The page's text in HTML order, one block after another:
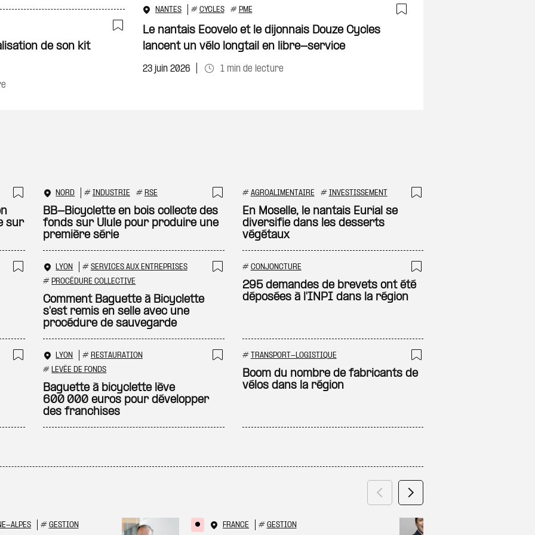
Ajouter à ma sélection
de son kit
NANTES # CYCLES # PME
Le nantais Ecovelo et le dijonnais Douze Cycles
lancent un vélo longtail en libre-service
23 juin 2026 1 min de lecture
Ajouter à ma sélection
sur
NORD # INDUSTRIE # RSE
Ajouter à ma sélection
BB-Bicyclette en bois collecte des
fonds sur Ulule pour produire une
première série
# AGROALIMENTAIRE # INVESTISSEMENT
En Moselle, le nantais Eurial se
diversifie dans les desserts
végétaux
Ajouter à ma sélection
LYON # SERVICES AUX ENTREPRISES
#PROCÉDURE COLLECTIVE Ajouter à ma sélection
Comment Baguette à Bicyclette
s'est remis en selle avec une
procédure de sauvegarde
# CONJONCTURE
Ajouter à ma
295 demandes de brevets ont été
déposées à l'INPI dans la région
Ajouter à ma sélection
LYON # RESTAURATION
#LEVÉE DE FONDS Ajouter à ma sélection
Baguette à bicyclette lève
600 000 euros pour développer
des franchises
# TRANSPORT-LOGISTIQUE
Ajouter à ma
Boom du nombre de fabricants de
vélos dans la région
ALPES # GESTION FRANCE # GESTION Précédent
Suivant